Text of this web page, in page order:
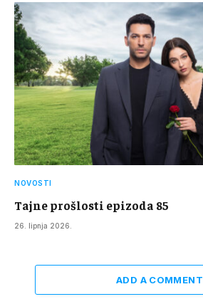
NOVOSTI
Tajne prošlosti epizoda 85
26. lipnja 2026.
ADD A COMMENT